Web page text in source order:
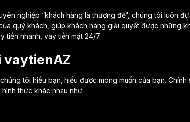
nghiệp “khách hàng là thượng đế”, chúng tôi luôn
quý khách, giúp khách hàng giải quyết được những
tiền nhanh, vay tiền mặt 24/7.
vaytienAZ
tôi hiểu bạn, hiểu được mong muốn của bạn. Chính
thức khác nhau như: